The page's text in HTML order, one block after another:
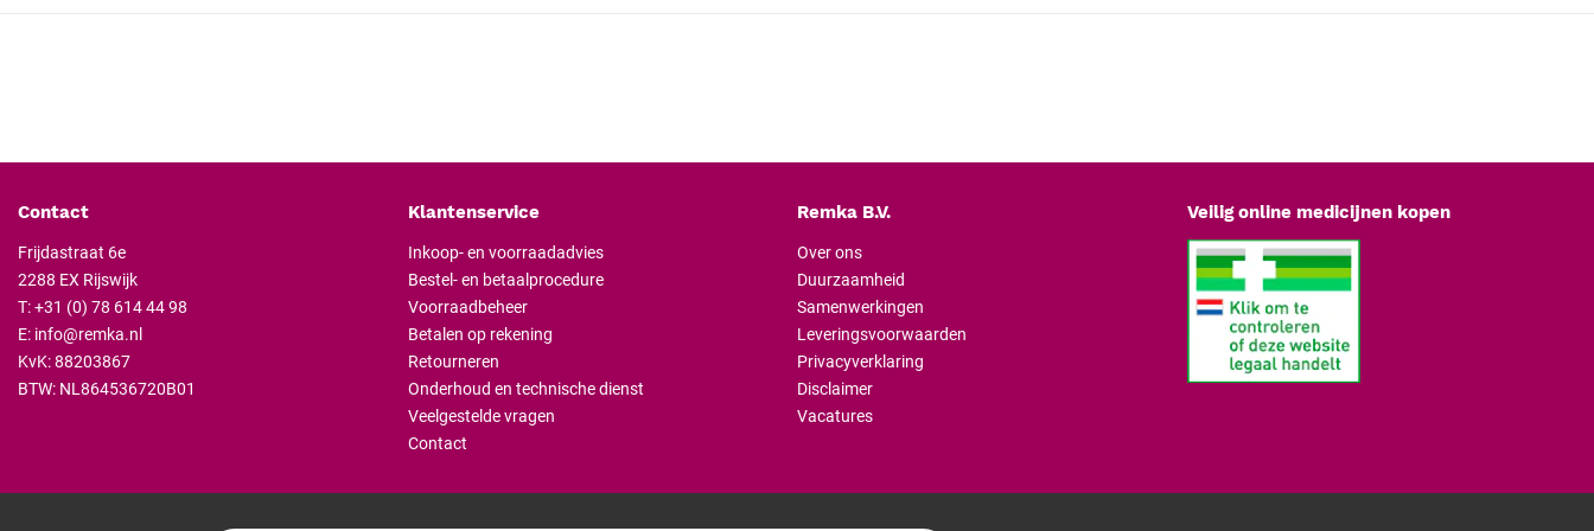
Contact
Frijdastraat 6e
2288 EX Rijswijk
T:+31 (0) 78 614 44 98
E: info@remka.nl
KvK: 88203867
BTW: NL864536720B01
Klantenservice
Inkoop- en voorraadadvies
Bestel- en betaalprocedure
Voorraadbeheer
Betalen op rekening
Retourneren
Onderhoud en technische dienst
Veelgestelde vragen
Contact
Remka B.V.
Over ons
Duurzaamheid
Samenwerkingen
Leveringsvoorwaarden
Privacyverklaring
Disclaimer
Vacatures
Veilig online medicijnen kopen